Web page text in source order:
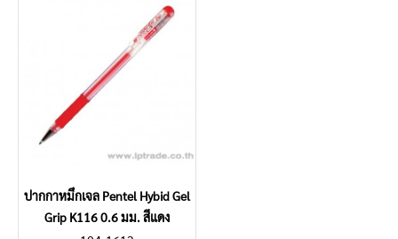
ปากกาหมึกเจล Pentel Hybid Gel
Grip K116 0.6 มม. สีแดง